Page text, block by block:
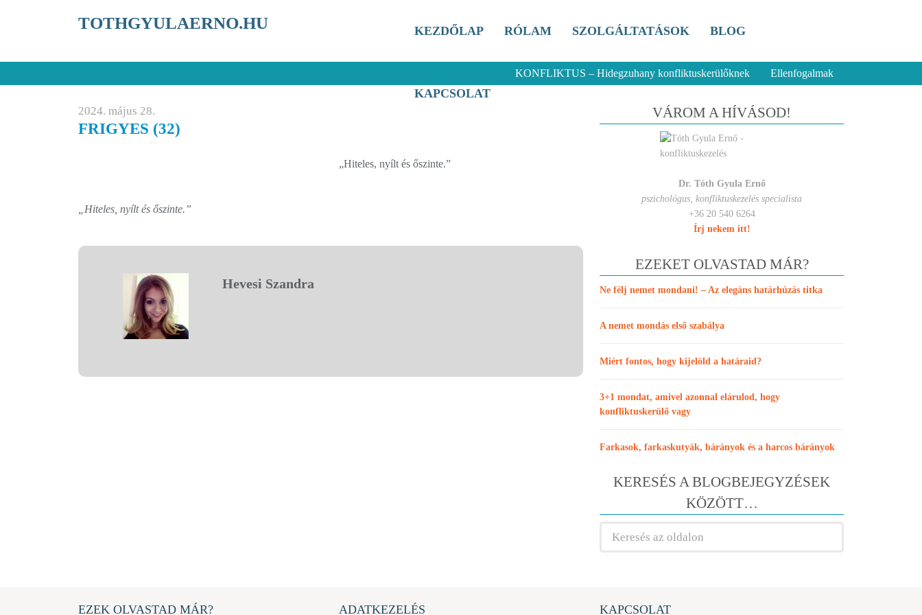
TOTHGYULAERNO.HU KEZDŐLAP RÓLAM SZOLGÁLTATÁSOK BLOG
KAPCSOLAT
KONFLIKTUS – Hidegzuhany konfliktuskerülőknek Ellenfogalmak
2024. május 28.
FRIGYES (32)
„Hiteles, nyílt és őszinte.”
„Hiteles, nyílt és őszinte.”
Hevesi Szandra
VÁROM A HÍVÁSOD!
Dr. Tóth Gyula Ernő
pszichológus, konfliktuskezelés specialista
+36 20 540 6264
Írj nekem itt!
EZEKET OLVASTAD MÁR?
Ne félj nemet mondani! – Az elegáns határhúzás titka
A nemet mondás első szabálya
Miért fontos, hogy kijelöld a határaid?
3+1 mondat, amivel azonnal elárulod, hogy
konfliktuskerülő vagy
Farkasok, farkaskutyák, bárányok és a harcos bárányok
KERESÉS A BLOGBEJEGYZÉSEK
KÖZÖTT…
EZEK OLVASTAD MÁR? ADATKEZELÉS KAPCSOLAT